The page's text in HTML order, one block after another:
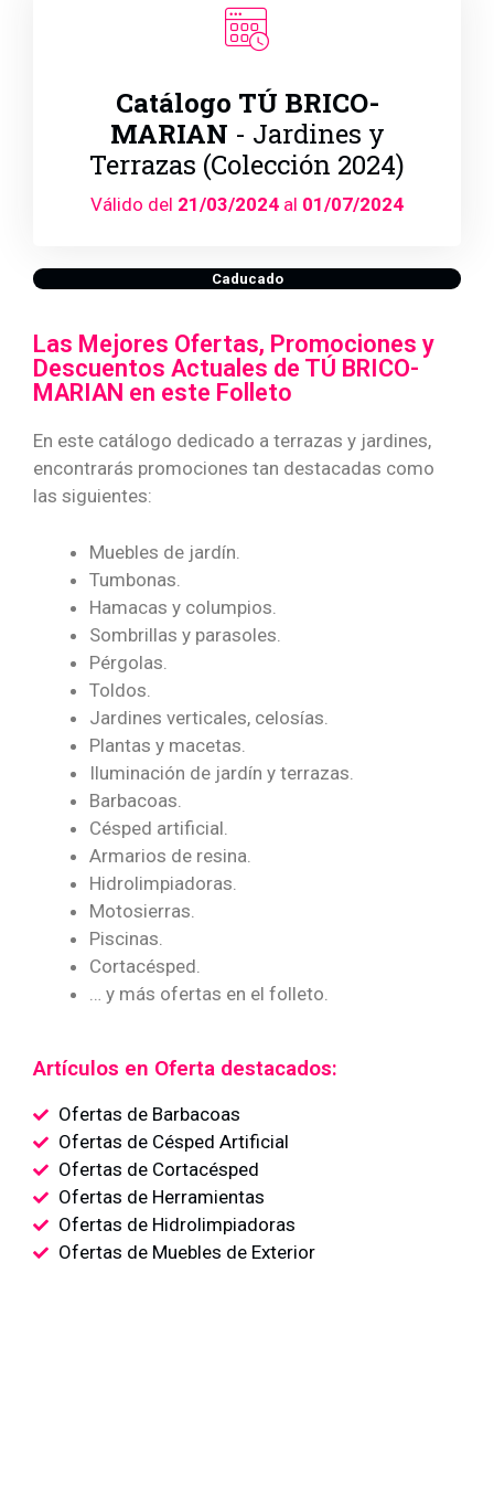
Catálogo TÚ BRICO-
MARIAN - Jardines y
Terrazas (Colección 2024)
Válido del 21/03/2024 al 01/07/2024
Caducado
Las Mejores Ofertas, Promociones y
Descuentos Actuales de TÚ BRICO-
MARIAN en este Folleto
En este catálogo dedicado a terrazas y jardines,
encontrarás promociones tan destacadas como
las siguientes:
Muebles de jardín.
Tumbonas.
Hamacas y columpios.
Sombrillas y parasoles.
Pérgolas.
Toldos.
Jardines verticales, celosías.
Plantas y macetas.
Iluminación de jardín y terrazas.
Barbacoas.
Césped artificial.
Armarios de resina.
Hidrolimpiadoras.
Motosierras.
Piscinas.
Cortacésped.
… y más ofertas en el folleto.
Artículos en Oferta destacados:
Ofertas de Barbacoas
Ofertas de Césped Artificial
Ofertas de Cortacésped
Ofertas de Herramientas
Ofertas de Hidrolimpiadoras
Ofertas de Muebles de Exterior